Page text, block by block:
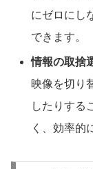
にゼロにし
できます。
情報の取捨
映像を切り
したりする
く、効率的